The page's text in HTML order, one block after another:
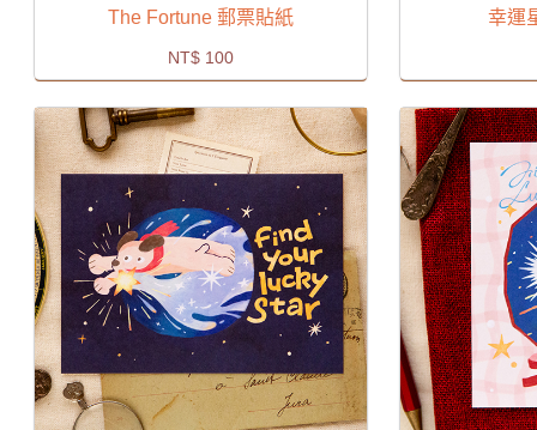
The Fortune 郵票貼紙
NT$ 100
幸運